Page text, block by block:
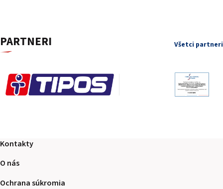
PARTNERI Všetci partneri
Kontakty
O nás
Ochrana súkromia